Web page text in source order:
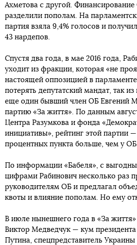
Ахметова с другой.
разделили пополам. На
партия взяла 9,4% голосов и
43 нардепов.
Спустя два года, в мае 2016 года,
уходит из фракции, которая «не
настоящей оппозицией в
потерять депутатский мандат, так
еще один бывший член ОБ Евгений
партию «За життя». По данным
Центра Разумкова и фонда
инициативы», рейтинг этой партии —
процентных пункта больше, чем у
По информации «Бабеля», с
цифрами Рабинович несколько раз
руководителям ОБ и предлагал
квоты и влияние пополам. Но ему
В июле нынешнего года в «За
Виктор Медведчук — кум
Путина, спецпредставитель